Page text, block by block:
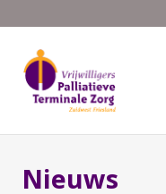
Nieuws